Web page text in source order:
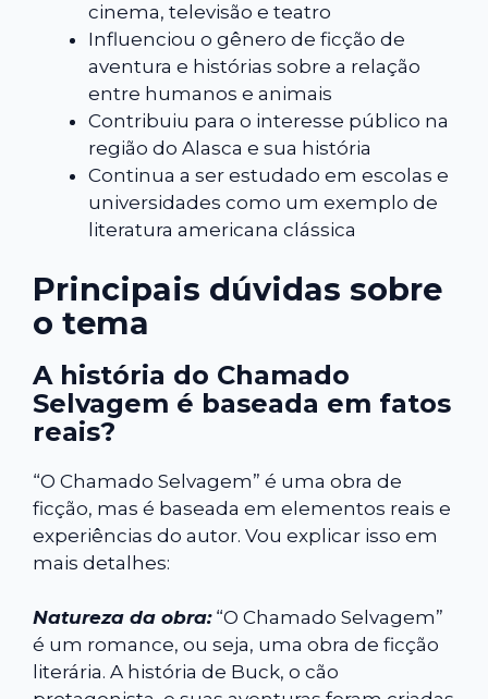
cinema, televisão e teatro
Influenciou o gênero de ficção de
aventura e histórias sobre a relação
entre humanos e animais
Contribuiu para o interesse público na
região do Alasca e sua história
Continua a ser estudado em escolas e
universidades como um exemplo de
literatura americana clássica
Principais dúvidas sobre
o tema
A história do Chamado
Selvagem é baseada em fatos
reais?
“O Chamado Selvagem” é uma obra de
ficção, mas é baseada em elementos reais e
experiências do autor. Vou explicar isso em
mais detalhes:
Natureza da obra: “O Chamado Selvagem”
é um romance, ou seja, uma obra de ficção
literária. A história de Buck, o cão